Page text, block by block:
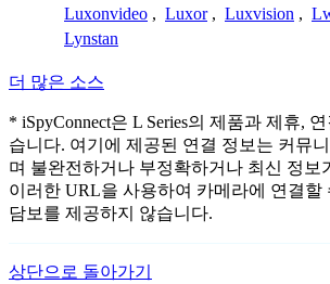
Luxonvideo , Luxor , Luxvision ,
Lynstan
더 많은 소스
* iSpyConnect은 L Series의 제품과 제휴,
습니다. 여기에 제공된 연결 정보는 커뮤
며 불완전하거나 부정확하거나 최신 정보
이러한 URL을 사용하여 카메라에 연결할
담보를 제공하지 않습니다.
상단으로 돌아가기